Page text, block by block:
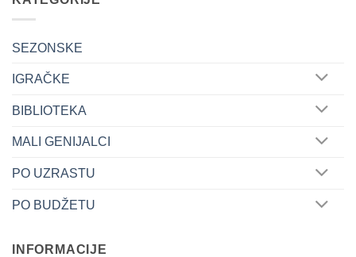
SEZONSKE
IGRAČKE
BIBLIOTEKA
MALI GENIJALCI
PO UZRASTU
PO BUDŽETU
INFORMACIJE